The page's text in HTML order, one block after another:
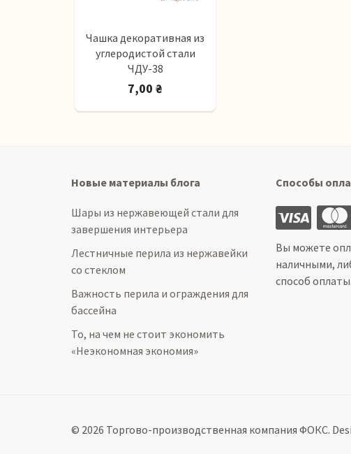
Чашка декоративная из
углеродистой стали
ЧДУ-38
7,00 ₴
Новые материалы блога
Шары из нержавеющей стали для
завершения интерьера
Лестничные перила из нержавейки
со стеклом
Важность перила и ограждения для
бассейна
То, на чем не стоит экономить
«Неэкономная экономия»
Способы
Вы можете
наличными,
способ оплаты.
© 2026 Торгово-производственная компания ФОКС.